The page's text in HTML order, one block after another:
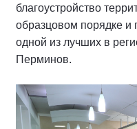
благоустройство
образцовом порядке и
одной из лучших в
Перминов.